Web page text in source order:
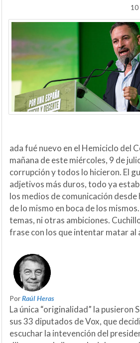
10
ada fué nuevo en el Hemiciclo del
mañana de este miércoles, 9 de
corrupción y todos lo hicieron. El
adjetivos más duros, todo ya
los medios de comunicación desde
de lo mismo en boca de los
temas, ni otras ambiciones.
frase con los que intentar matar al
PorRaúl Heras
La única “originalidad” la pusieron
sus 33 diputados de Vox, que
escuchar la intevención del